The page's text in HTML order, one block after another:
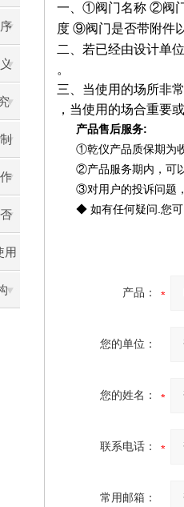
用
一、 ①阀门名称 ②阀
度 ⑨阀门是否带附件
二、若已经由设计单
。
三、当使用的场所非
，当使用的场合重要
产品售后服务:
①乾仪产品质保期为
②产品服务期内，可
③对用户的投诉问题
◆ 如有任何疑问 您
产品：
您的单位：
您的姓名：
联系电话：
常用邮箱：